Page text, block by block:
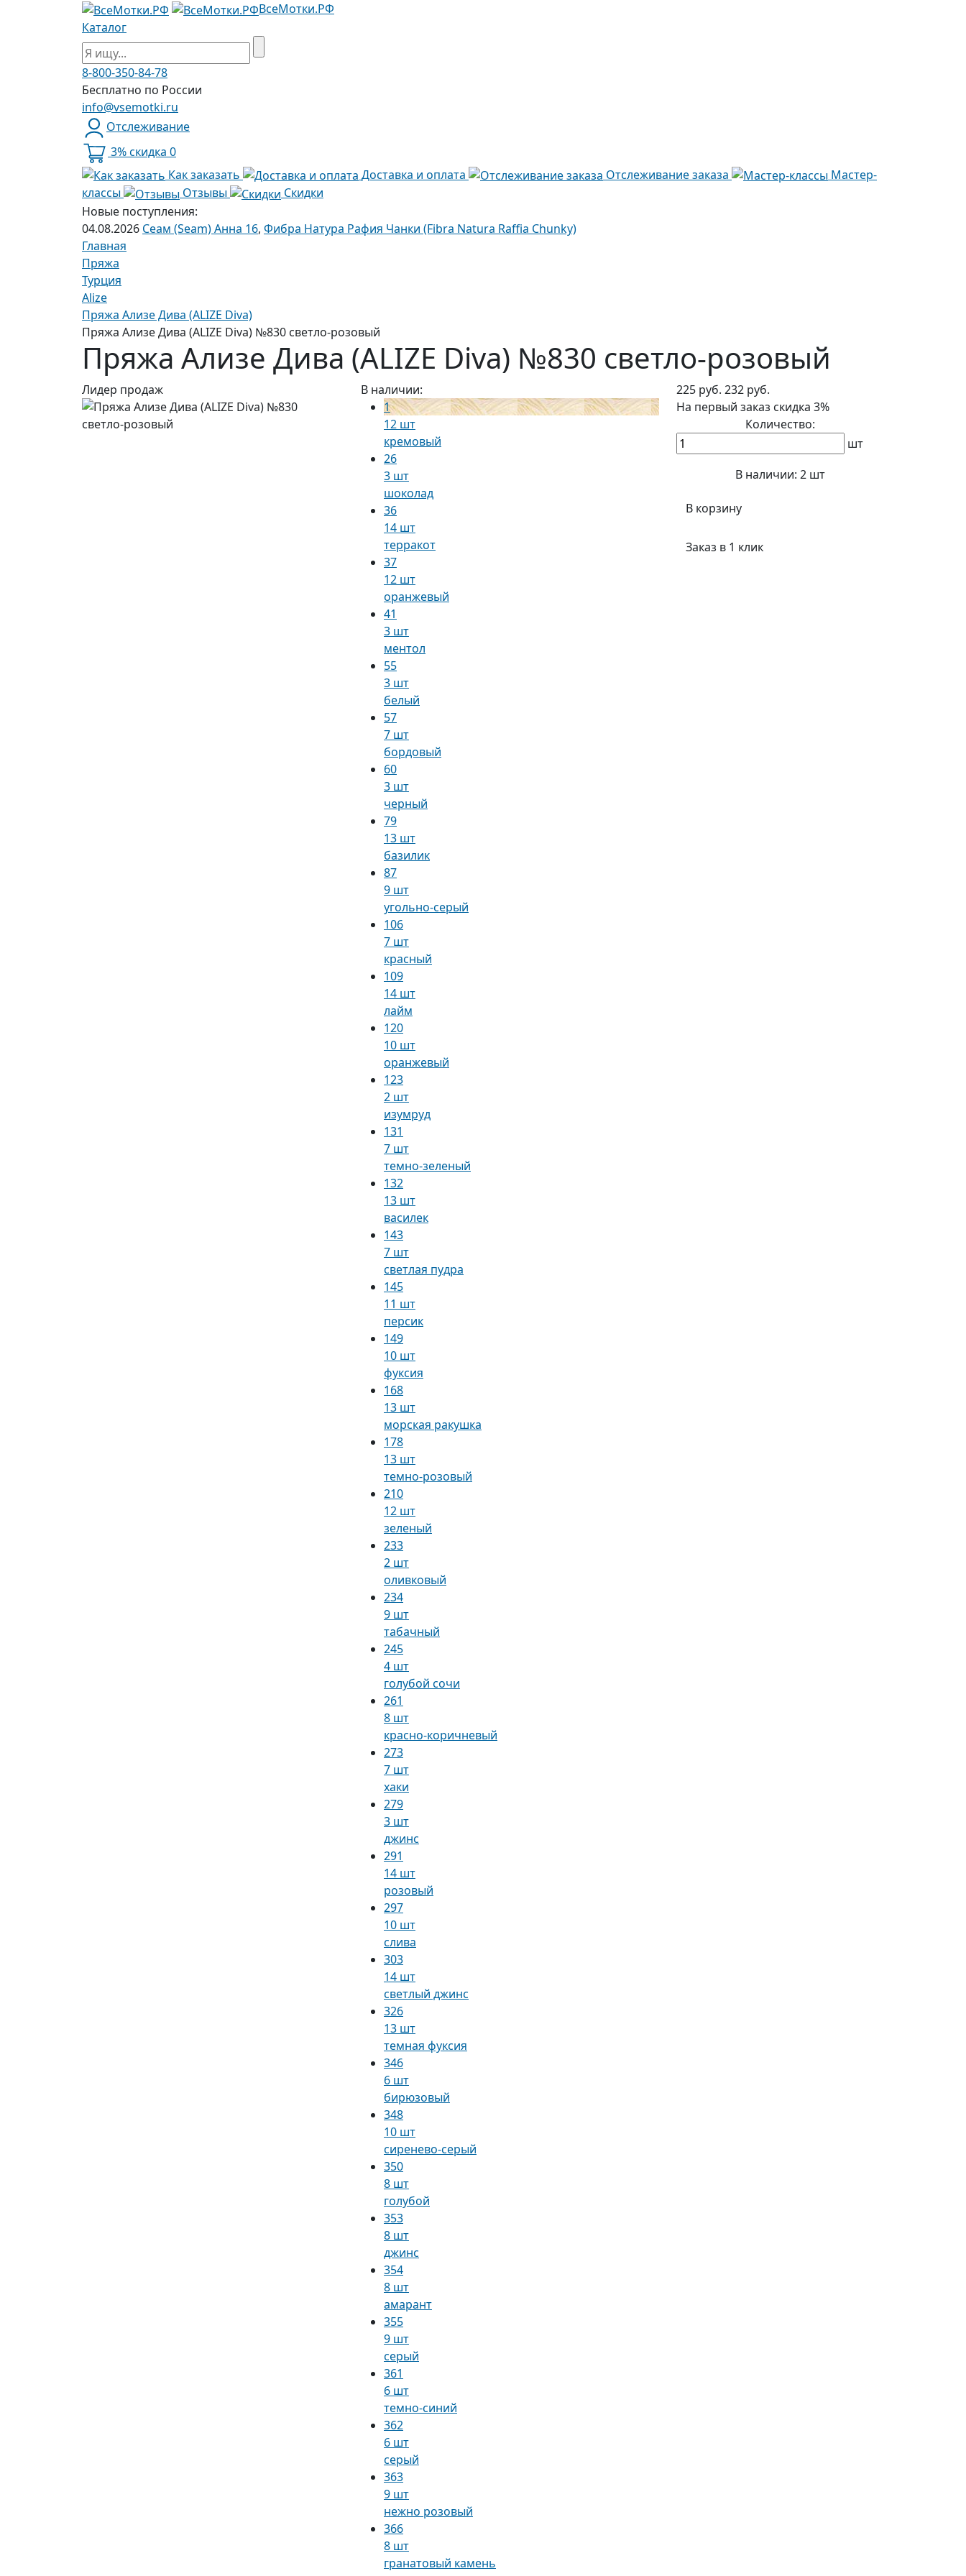
ВсеМотки.РФ
Каталог
8-800-350-84-78
Бесплатно по России
info@vsemotki.ru
Отслеживание
3% скидка 0
Как заказать
Доставка и оплата Отслеживание заказа
Мастер-
классы
Отзывы
Скидки
Новые поступления:
04.08.2026 Сеам (Seam) Анна 16, Фибра Натура Рафия Чанки (Fibra Natura Raffia Chunky)
Главная
Пряжа
Турция
Alize
Пряжа Ализе Дива (ALIZE Diva)
Пряжа Ализе Дива (ALIZE Diva) №830 светло-розовый
Пряжа Ализе Дива (ALIZE Diva) №830 светло-розовый
Лидер продаж
В наличии:
1
12 шт
кремовый
26
3 шт
шоколад
36
14 шт
терракот
37
12 шт
оранжевый
41
3 шт
ментол
55
3 шт
белый
57
7 шт
бордовый
60
3 шт
черный
79
13 шт
базилик
87
9 шт
угольно-серый
106
7 шт
красный
109
14 шт
лайм
120
10 шт
оранжевый
123
2 шт
изумруд
131
7 шт
темно-зеленый
132
13 шт
василек
143
7 шт
светлая пудра
145
11 шт
персик
149
10 шт
фуксия
168
13 шт
морская ракушка
178
13 шт
темно-розовый
210
12 шт
зеленый
233
2 шт
оливковый
234
9 шт
табачный
245
4 шт
голубой сочи
261
8 шт
красно-коричневый
273
7 шт
хаки
279
3 шт
джинс
291
14 шт
розовый
297
10 шт
слива
303
14 шт
светлый джинс
326
13 шт
темная фуксия
346
6 шт
бирюзовый
348
10 шт
сиренево-серый
350
8 шт
голубой
353
8 шт
джинс
354
8 шт
амарант
355
9 шт
серый
361
6 шт
темно-синий
362
6 шт
серый
363
9 шт
нежно розовый
366
8 шт
гранатовый камень
225 руб. 232 руб.
На первый заказ скидка 3%
Количество:
шт
В наличии: 2 шт
В корзину
Заказ в 1 клик